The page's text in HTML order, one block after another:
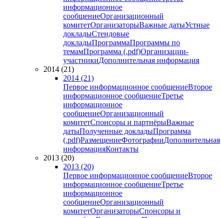
информационное
сообщениеОрганизационный
комитетОрганизаторыВажные датыУстные
докладыСтендовые
докладыПрограммаПрограммы по
темамПрограмма (.pdf)Организации-
участникиДополнительная информация
2014 (21)
2014 (21)
Первое информационное сообщениеВторое
информационное сообщениеТретье
информационное
сообщениеОрганизационный
комитетСпонсоры и партнёрыВажные
датыПолученные докладыПрограмма
(.pdf)РазмещениеФотографииДополнительная
информацияКонтакты
2013 (20)
2013 (20)
Первое информационное сообщениеВторое
информационное сообщениеТретье
информационное
сообщениеОрганизационный
комитетОрганизаторыСпонсоры и